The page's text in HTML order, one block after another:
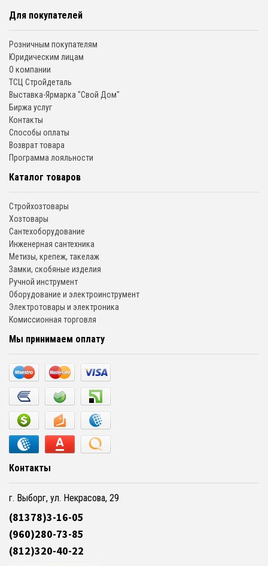
Для покупателей
Розничным покупателям
Юридическим лицам
О компании
ТСЦ Стройдеталь
Выставка-Ярмарка "Свой Дом"
Биржа услуг
Контакты
Способы оплаты
Возврат товара
Программа лояльности
Каталог товаров
Стройхозтовары
Хозтовары
Сантехоборудование
Инженерная сантехника
Метизы, крепеж, такелаж
Замки, скобяные изделия
Ручной инструмент
Оборудование и электроинструмент
Электротовары и электроника
Комиссионная торговля
Мы принимаем оплату
Контакты
г. Выборг, ул. Некрасова, 29
(81378)3-16-05
(960)280-73-85
(812)320-40-22